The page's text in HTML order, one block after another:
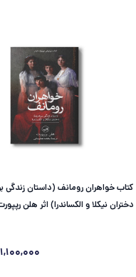
کتاب خواهران رومانف (داستان زندگی
دختران نیکلا و الکساندرا) اثر هلن
1,100,000